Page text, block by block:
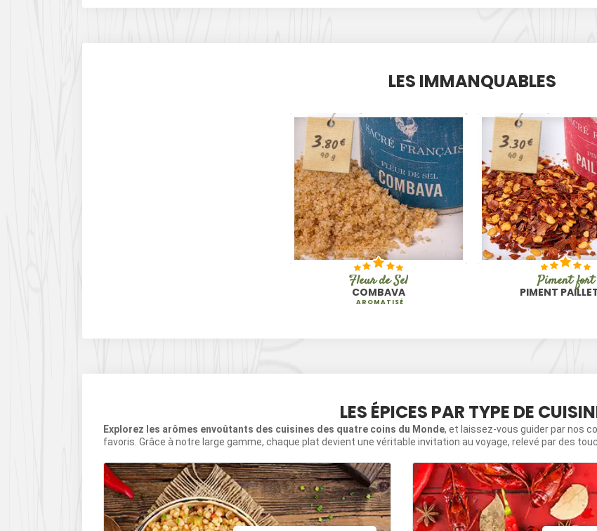
LES IMMANQUABLES
3.80€
90 g
Fleur de Sel
COMBAVA
AROMATISÉ
3.30€
40 g
Piment fort
PIMENT
LES ÉPICES PAR TYPE DE
Explorez les arômes envoûtants des cuisines des quatre coins du Monde, et laissez-vous guider par nos
favoris. Grâce à notre large gamme, chaque plat devient une véritable invitation au voyage, relevé par des